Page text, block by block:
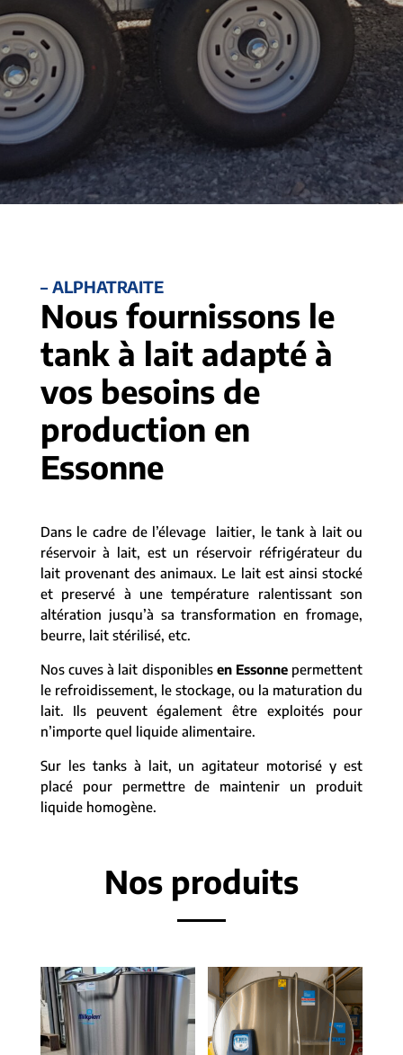
– ALPHATRAITE
Nous fournissons le
tank à lait adapté à
vos besoins de
production en
Essonne
Dans le cadre de l’élevage laitier, le tank à lait ou
réservoir à lait, est un réservoir réfrigérateur du
lait provenant des animaux. Le lait est ainsi stocké
et preservé à une température ralentissant son
altération jusqu’à sa transformation en fromage,
beurre, lait stérilisé, etc.
Nos cuves à lait disponibles en Essonne permettent
le refroidissement, le stockage, ou la maturation du
lait. Ils peuvent également être exploités pour
n’importe quel liquide alimentaire.
Sur les tanks à lait, un agitateur motorisé y est
placé pour permettre de maintenir un produit
liquide homogène.
Nos produits